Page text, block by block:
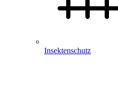
Insektenschutz